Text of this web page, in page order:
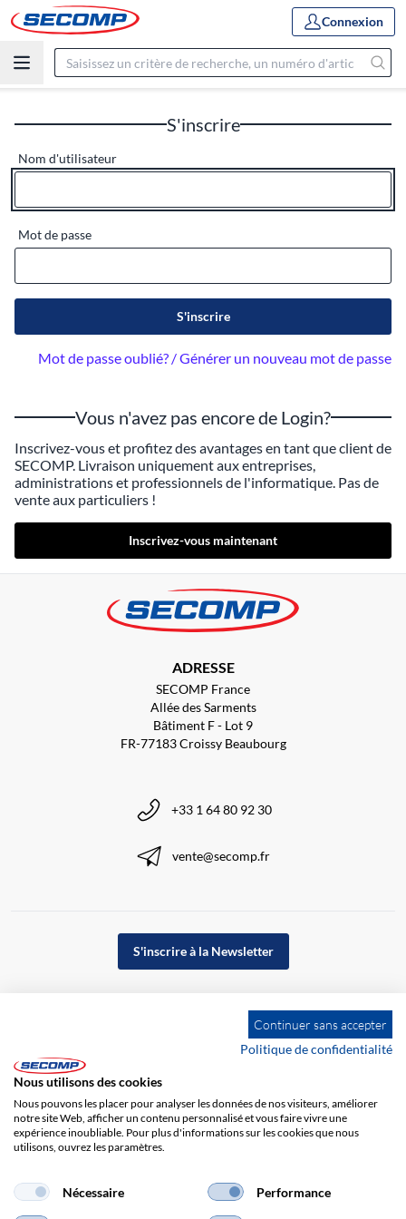
Connexion
S'inscrire
Nom d'utilisateur
Mot de passe
S'inscrire
Mot de passe oublié? / Générer un nouveau mot de passe
Vous n'avez pas encore de Login?
Inscrivez-vous et profitez des avantages en tant que client de
SECOMP. Livraison uniquement aux entreprises,
administrations et professionnels de l'informatique. Pas de
vente aux particuliers !
Inscrivez-vous maintenant
ADRESSE
SECOMP France
Allée des Sarments
Bâtiment F - Lot 9
FR-77183 Croissy Beaubourg
+33 1 64 80 92 30
vente@secomp.fr
S'inscrire à la Newsletter
Impression Responsabilité
Continuer sans accepter
Politique de confidentialité
Nous utilisons des cookies
Nous pouvons les placer pour analyser les données de nos visiteurs, améliorer
notre site Web, afficher un contenu personnalisé et vous faire vivre une
expérience inoubliable. Pour plus d'informations sur les cookies que nous
utilisons, ouvrez les paramètres.
Nécessaire Performance